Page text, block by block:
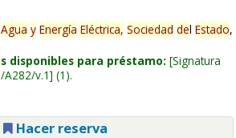
Agua y Energía Eléctrica, Sociedad del Estado,
disponibles para préstamo: Signatura
A282/v.1 (1).
Hacer reserva